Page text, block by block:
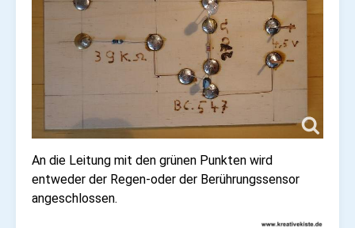
An die Leitung mit den grünen Punkten wird
entweder der Regen-oder der Berührungssensor
angeschlossen.